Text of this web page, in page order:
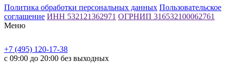
Политика обработки персональных данных Пользовательское
соглашение ИНН 532121362971 ОГРНИП 316532100062761
Меню
+7 (495) 120-17-38
с 09:00 до 20:00 без выходных